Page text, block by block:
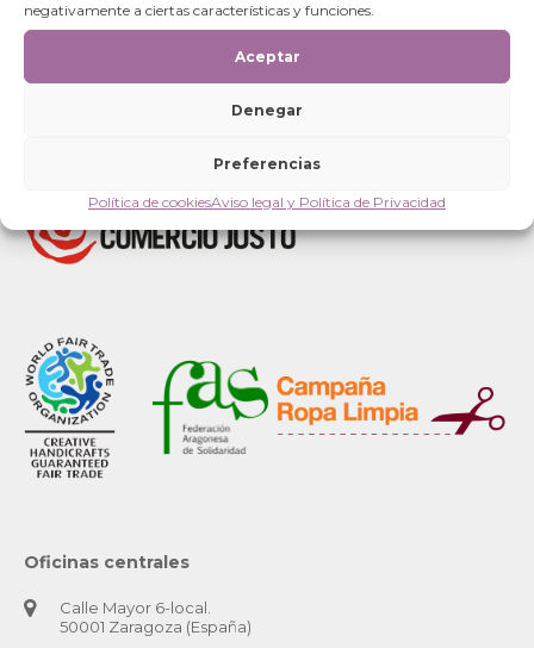
negativamente a ciertas características y funciones.
Aceptar
Denegar
Preferencias
Política de cookiesAviso legal y Política de Privacidad
Oficinas centrales
Calle Mayor 6-local.
50001 Zaragoza (España)